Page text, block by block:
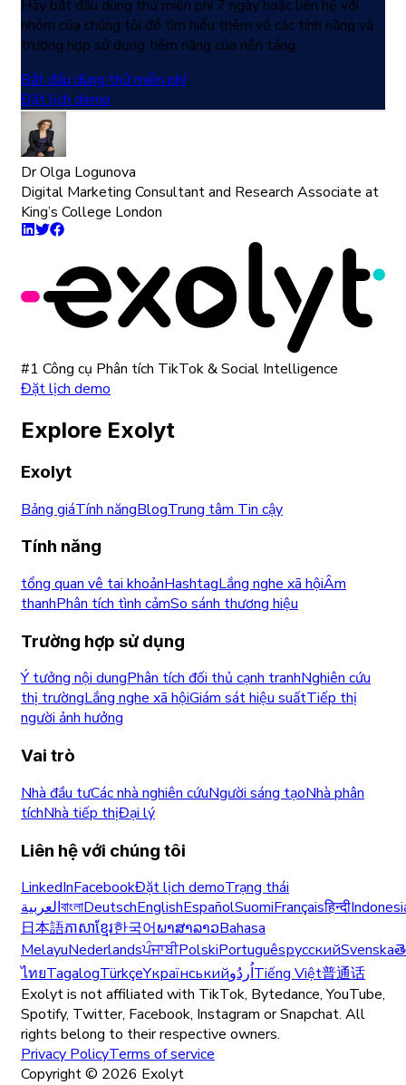
Hãy bắt đầu dùng thử miễn phí 7 ngày hoặc liên hệ với
nhóm của chúng tôi để tìm hiểu thêm về các tính năng và
trường hợp sử dụng tiềm năng của nền tảng.
Bắt đầu dùng thử miễn phí
Đặt lịch demo
Dr Olga Logunova
Digital Marketing Consultant and Research Associate at
King’s College London
#1 Công cụ Phân tích TikTok & Social Intelligence
Đặt lịch demo
Explore Exolyt
Exolyt
Bảng giáTính năngBlogTrung tâm Tin cậy
Tính năng
tổng quan vê tai khoảnHashtagLắng nghe xã hộiÂm
thanhPhân tích tình cảmSo sánh thương hiệu
Trường hợp sử dụng
Ý tưởng nội dungPhân tích đối thủ cạnh tranhNghiên cứu
thị trườngLắng nghe xã hộiGiám sát hiệu suấtTiếp thị
người ảnh hưởng
Vai trò
Nhà đầu tưCác nhà nghiên cứuNgười sáng tạoNhà phân
tíchNhà tiếp thịĐại lý
Liên hệ với chúng tôi
LinkedInFacebookĐặt lịch demoTrạng thái
العربيةবাংলাDeutschEnglishEspañolSuomiFrançaisहिन्दी
日本語ភាសាខ្មែរ한국어ພາສາລາວBahasa
MelayuNederlandsਪੰਜਾਬੀPolskiPortuguêsрусскийSvenska
ไทยTagalogTürkçeYкраїнськийاُردُوTiếng Việt普通话
Exolyt is not affiliated with TikTok, Bytedance, YouTube,
Spotify, Twitter, Facebook, Instagram or Snapchat. All
rights belong to their respective owners.
Privacy PolicyTerms of service
Copyright © 2026 Exolyt